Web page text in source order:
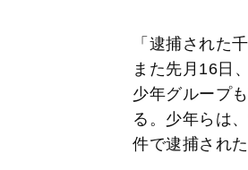
「逮捕された
また先月16日
少年グループ
る。少年らは
件で逮捕され